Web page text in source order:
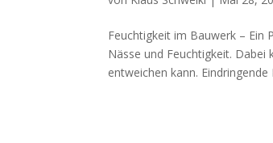
Feuchtigkeit im Bauwerk – Ein
Nässe und Feuchtigkeit. Dabei
entweichen kann. Eindringende